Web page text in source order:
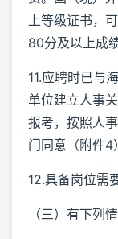
上等级证书，
80分及以上成绩
11.应聘时已与
单位建立人事
报考，按照人
门同意（附件4
12.具备岗位需
（三）有下列